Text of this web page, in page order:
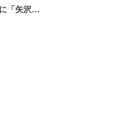
矢沢あ